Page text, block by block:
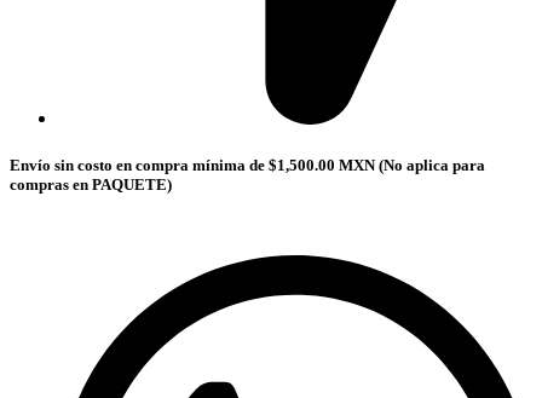
Envío sin costo en compra mínima de $1,500.00 MXN (No aplica para
compras en PAQUETE)